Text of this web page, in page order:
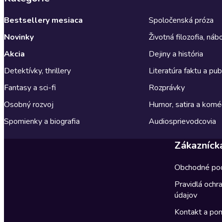
Bestsellery mesiaca
Novinky
Akcia
Detektívky, thrillery
Fantasy a sci-fi
Osobný rozvoj
Spomienky a biografia
Spoločenská próza
Životná filozofia,
Dejiny a história
Literatúra faktu a
Rozprávky
Humor, satira a
Audiosprievodcovia
Obchodné
Pravidlá
údajov
Kontakt a